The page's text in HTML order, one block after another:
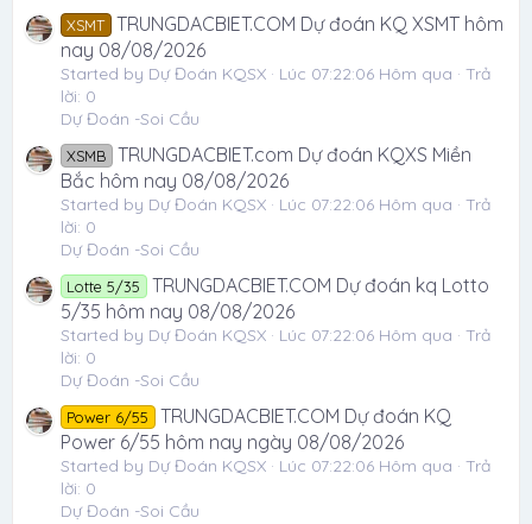
XSMT TRUNGDACBIET.COM Dự đoán KQ XSMT hôm
nay 08/08/2026
Started by Dự Đoán KQSX Lúc 07:22:06 Hôm qua
Trả
lời: 0
Dự Đoán -Soi Cầu
XSMB
TRUNGDACBIET.com Dự đoán KQXS Miền
Bắc hôm nay 08/08/2026
Started by Dự Đoán KQSX Lúc 07:22:06 Hôm qua
Trả
lời: 0
Dự Đoán -Soi Cầu
Lotte 5/35
TRUNGDACBIET.COM Dự đoán kq Lotto
5/35 hôm nay 08/08/2026
Started by Dự Đoán KQSX Lúc 07:22:06 Hôm qua
Trả
lời: 0
Dự Đoán -Soi Cầu
Power 6/55
TRUNGDACBIET.COM Dự đoán KQ
Power 6/55 hôm nay ngày 08/08/2026
Started by Dự Đoán KQSX Lúc 07:22:06 Hôm qua
Trả
lời: 0
Dự Đoán -Soi Cầu